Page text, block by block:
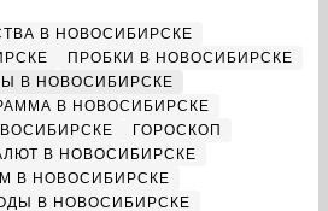
В НОВОСИБИРСКЕ
ПРОБКИ В НОВОСИБИРСКЕ
В НОВОСИБИРСКЕ
В НОВОСИБИРСКЕ
ГОРОСКОП
В НОВОСИБИРСКЕ
В НОВОСИБИРСКЕ
В НОВОСИБИРСКЕ